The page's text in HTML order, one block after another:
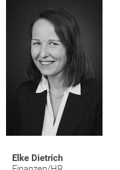
Elke Dietrich